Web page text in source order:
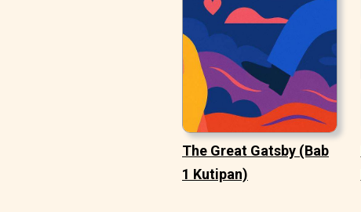
The Great Gatsby (Bab
1 Kutipan)